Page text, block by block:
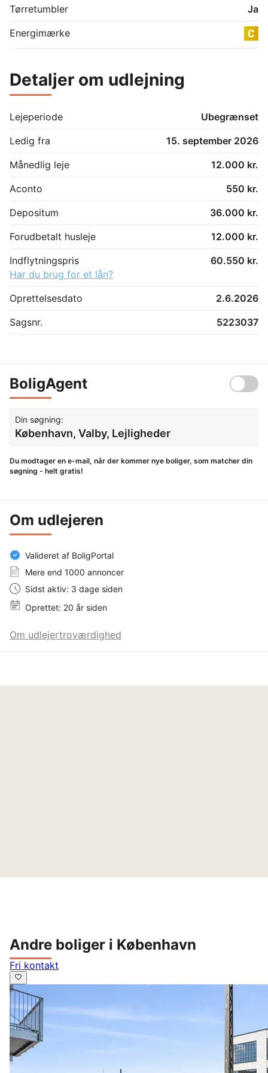
Tørretumbler
Ja
Energimærke
Detaljer om udlejning
Lejeperiode
Ubegrænset
Ledig fra
15. september 2026
Månedlig leje
12.000 kr.
Aconto
550 kr.
Depositum
36.000 kr.
Forudbetalt husleje
12.000 kr.
Indflytningspris
60.550 kr.
Har du brug for et lån?
Oprettelsesdato
2.6.2026
Sagsnr.
5223037
BoligAgent
Din søgning:
København, Valby, Lejligheder
Du modtager en e-mail, når der kommer nye boliger, som matcher din
søgning - helt gratis!
Om udlejeren
Valideret af BoligPortal
Mere end 1000 annoncer
Sidst aktiv: 3 dage siden
Oprettet: 20 år siden
Om udlejertroværdighed
Andre boliger i København
Fri kontakt